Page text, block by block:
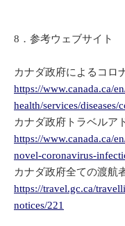
8．参考ウェブサイト
カナダ政府によるコロ
https://www.canada.ca/
health/services/
カナダ政府トラベルア
https://www.canada.ca/
novel-coronavirus-
カナダ政府全ての渡航
https://travel.gc.ca/
notices/221